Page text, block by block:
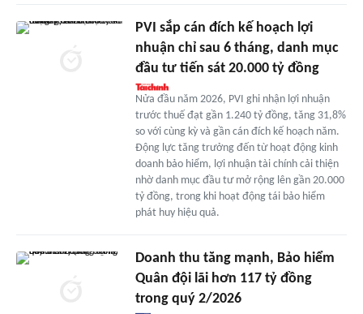
PVI sắp cán đích kế hoạch lợi
nhuận chỉ sau 6 tháng, danh mục
đầu tư tiến sát 20.000 tỷ đồng
Nửa đầu năm 2026, PVI ghi nhận lợi nhuận
trước thuế đạt gần 1.240 tỷ đồng, tăng 31,8%
so với cùng kỳ và gần cán đích kế hoạch năm.
Động lực tăng trưởng đến từ hoạt động kinh
doanh bảo hiểm, lợi nhuận tài chính cải thiện
nhờ danh mục đầu tư mở rộng lên gần 20.000
tỷ đồng, trong khi hoạt động tái bảo hiểm
phát huy hiệu quả.
Doanh thu tăng mạnh, Bảo hiểm
Quân đội lãi hơn 117 tỷ đồng
trong quý 2/2026